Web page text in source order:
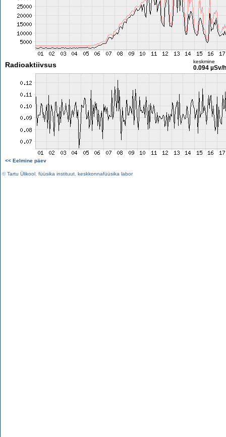
Radioaktiivsus keskmine
0.094 µSv/h
<< Eelmine päev
©Tartu Ülikool füüsika instituut keskkonnafüüsika labor